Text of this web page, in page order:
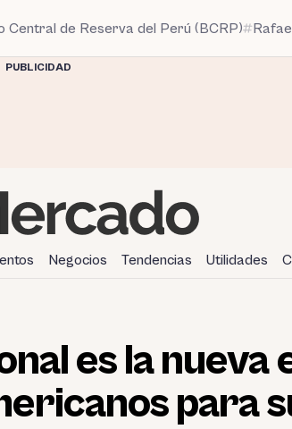
Central de Reserva del Perú (BCRP)
PUBLICIDAD
Negocios Tendencias Utilidades
es la nueva
para